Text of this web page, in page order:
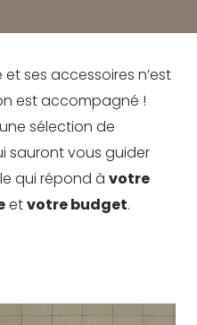
ses accessoires n’est
est accompagné !
sélection de
sauront vous guider
qui répond à votre
etvotre budget.